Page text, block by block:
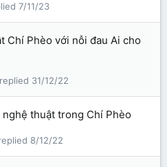
7/11/23
Chí Phèo với nỗi đau Ai cho
31/12/22
nghệ thuật trong Chí Phèo
8/12/22